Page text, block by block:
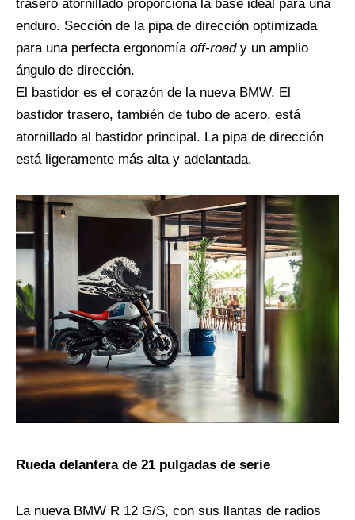
trasero atornillado proporciona la base ideal para una
enduro. Sección de la pipa de dirección optimizada
para una perfecta ergonomía off-roady un amplio
ángulo de dirección.
El bastidor es el corazón de la nueva BMW. El
bastidor trasero, también de tubo de acero, está
atornillado al bastidor principal. La pipa de dirección
está ligeramente más alta y adelantada.
Rueda delantera de 21 pulgadas de serie
La nueva BMW R 12 G/S, con sus llantas de radios